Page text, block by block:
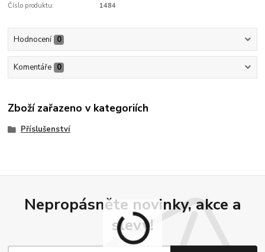
Číslo produktu: 1484
Hodnocení 0
Komentáře 0
Zboží zařazeno v kategoriích
Příslušenství
Nepropásněte novinky, akce a
slevy!